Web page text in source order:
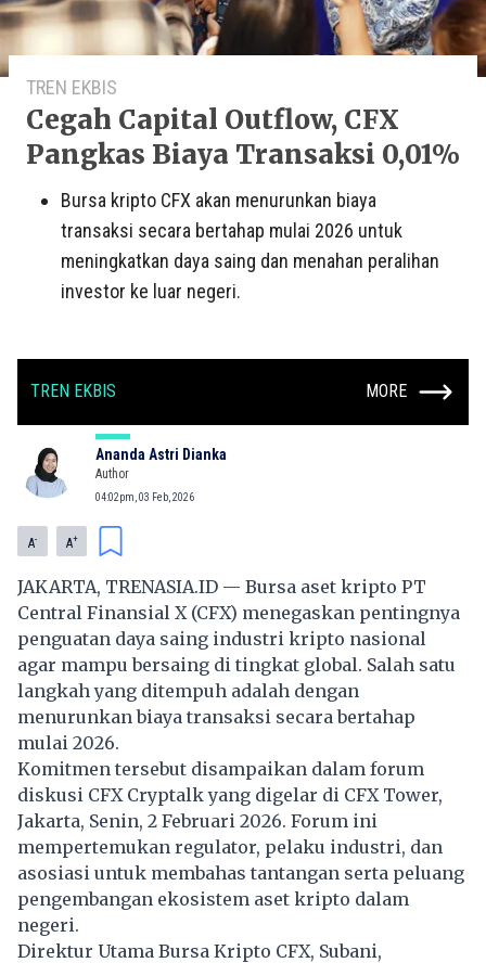
TREN EKBIS
Cegah Capital Outflow, CFX
Pangkas Biaya Transaksi 0,01%
Bursa kripto CFX akan menurunkan biaya
transaksi secara bertahap mulai 2026 untuk
meningkatkan daya saing dan menahan peralihan
investor ke luar negeri.
TREN EKBIS MORE
Ananda Astri Dianka
Author
04:02pm, 03 Feb, 2026
A- A+
JAKARTA, TRENASIA.ID — Bursa aset kripto PT
Central Finansial X (CFX) menegaskan pentingnya
penguatan daya saing industri kripto nasional
agar mampu bersaing di tingkat global. Salah satu
langkah yang ditempuh adalah dengan
menurunkan biaya transaksi secara bertahap
mulai 2026.
Komitmen tersebut disampaikan dalam forum
diskusi CFX Cryptalk yang digelar di CFX Tower,
Jakarta, Senin, 2 Februari 2026. Forum ini
mempertemukan regulator, pelaku industri, dan
asosiasi untuk membahas tantangan serta peluang
pengembangan ekosistem aset kripto dalam
negeri.
Direktur Utama Bursa Kripto CFX, Subani,